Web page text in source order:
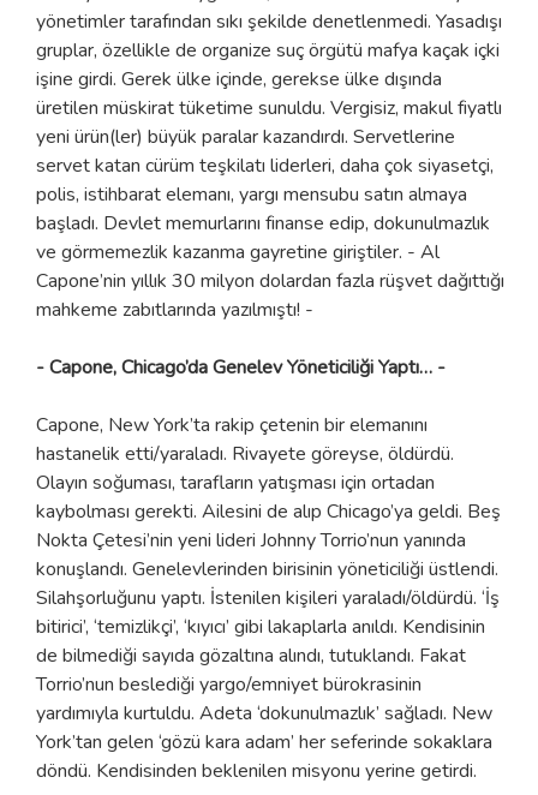
yönetimler tarafından sıkı şekilde denetlenmedi. Yasadışı
gruplar, özellikle de organize suç örgütü mafya kaçak içki
işine girdi. Gerek ülke içinde, gerekse ülke dışında
üretilen müskirat tüketime sunuldu. Vergisiz, makul fiyatlı
yeni ürün(ler) büyük paralar kazandırdı. Servetlerine
servet katan cürüm teşkilatı liderleri, daha çok siyasetçi,
polis, istihbarat elemanı, yargı mensubu satın almaya
başladı. Devlet memurlarını finanse edip, dokunulmazlık
ve görmemezlik kazanma gayretine giriştiler. - Al
Capone’nin yıllık 30 milyon dolardan fazla rüşvet dağıttığı
mahkeme zabıtlarında yazılmıştı! -
- Capone, Chicago’da Genelev Yöneticiliği Yaptı… -
Capone, New York’ta rakip çetenin bir elemanını
hastanelik etti/yaraladı. Rivayete göreyse, öldürdü.
Olayın soğuması, tarafların yatışması için ortadan
kaybolması gerekti. Ailesini de alıp Chicago’ya geldi. Beş
Nokta Çetesi’nin yeni lideri Johnny Torrio’nun yanında
konuşlandı. Genelevlerinden birisinin yöneticiliği üstlendi.
Silahşorluğunu yaptı. İstenilen kişileri yaraladı/öldürdü. ‘İş
bitirici’, ‘temizlikçi’, ‘kıyıcı’ gibi lakaplarla anıldı. Kendisinin
de bilmediği sayıda gözaltına alındı, tutuklandı. Fakat
Torrio’nun beslediği yargo/emniyet bürokrasinin
yardımıyla kurtuldu. Adeta ‘dokunulmazlık’ sağladı. New
York’tan gelen ‘gözü kara adam’ her seferinde sokaklara
döndü. Kendisinden beklenilen misyonu yerine getirdi.